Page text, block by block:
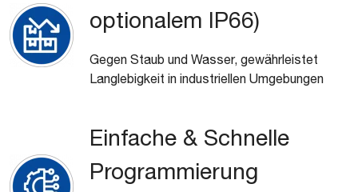
optionalem IP66)
Gegen Staub und Wasser, gewährleistet
Langlebigkeit in industriellen Umgebungen
Einfache & Schnelle
Programmierung